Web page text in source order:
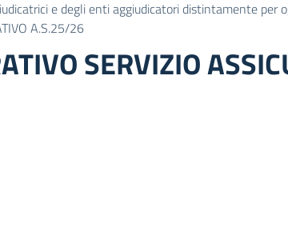
e degli enti aggiudicatori distintamente per
A.S.25/26
SERVIZIO